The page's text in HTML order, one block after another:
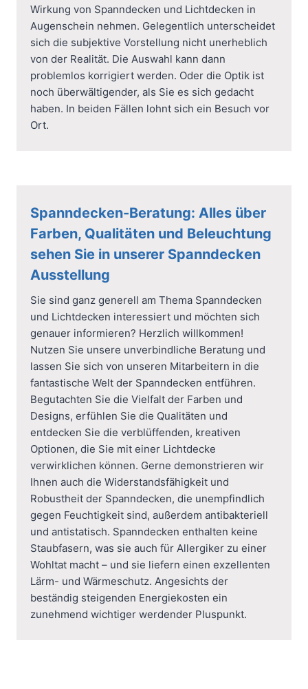
Wirkung von Spanndecken und Lichtdecken in
Augenschein nehmen. Gelegentlich unterscheidet
sich die subjektive Vorstellung nicht unerheblich
von der Realität. Die Auswahl kann dann
problemlos korrigiert werden. Oder die Optik ist
noch überwältigender, als Sie es sich gedacht
haben. In beiden Fällen lohnt sich ein Besuch vor
Ort.
Spanndecken-Beratung: Alles über
Farben, Qualitäten und Beleuchtung
sehen Sie in unserer Spanndecken
Ausstellung
Sie sind ganz generell am Thema Spanndecken
und Lichtdecken interessiert und möchten sich
genauer informieren? Herzlich willkommen!
Nutzen Sie unsere unverbindliche Beratung und
lassen Sie sich von unseren Mitarbeitern in die
fantastische Welt der Spanndecken entführen.
Begutachten Sie die Vielfalt der Farben und
Designs, erfühlen Sie die Qualitäten und
entdecken Sie die verblüffenden, kreativen
Optionen, die Sie mit einer Lichtdecke
verwirklichen können. Gerne demonstrieren wir
Ihnen auch die Widerstandsfähigkeit und
Robustheit der Spanndecken, die unempfindlich
gegen Feuchtigkeit sind, außerdem antibakteriell
und antistatisch. Spanndecken enthalten keine
Staubfasern, was sie auch für Allergiker zu einer
Wohltat macht – und sie liefern einen exzellenten
Lärm- und Wärmeschutz. Angesichts der
beständig steigenden Energiekosten ein
zunehmend wichtiger werdender Pluspunkt.